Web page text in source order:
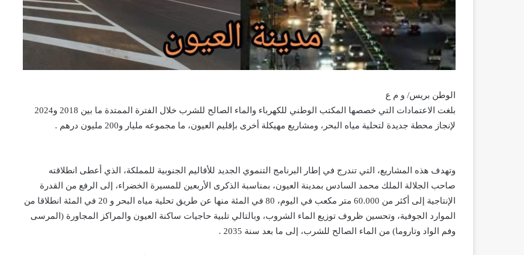
الوطن بريس/ و م ع
بلغت الاعتمادات التي خصصها المكتب الوطني للكهرباء والماء الصالح للشرب خلال الفترة الممتدة ما بين 2018 و2024
لإنجاز محطة جديدة لتحلية مياه البحر، ومشاريع مهيكلة أخرى بإقليم العيون، ما مجموعه مليار و200 مليون درهم .
وتهدف هذه المشاريع، التي تندرج في إطار البرنامج التنموي الجديد للأقاليم الجنوبية للمملكة، الذي أعطى انطلاقته
صاحب الجلالة الملك محمد السادس بمدينة العيون، بمناسبة الذكرى الأربعين للمسيرة الخضراء، إلى الرفع من القدرة
الإنتاجية إلى أكثر من 60.000 متر مكعب في اليوم، 80 في المئة منها عن طريق تحلية مياه البحر و 20 في المئة انطلاقا من
الموارد الجوفية، وتحسين ظروف توزيع الماء الشروب، وبالتالي تلبية حاجيات ساكنة العيون والمراكز المجاورة (المرسى
وفم الواد وتاروما) من الماء الصالح للشرب، إلى ما بعد سنة 2035 .